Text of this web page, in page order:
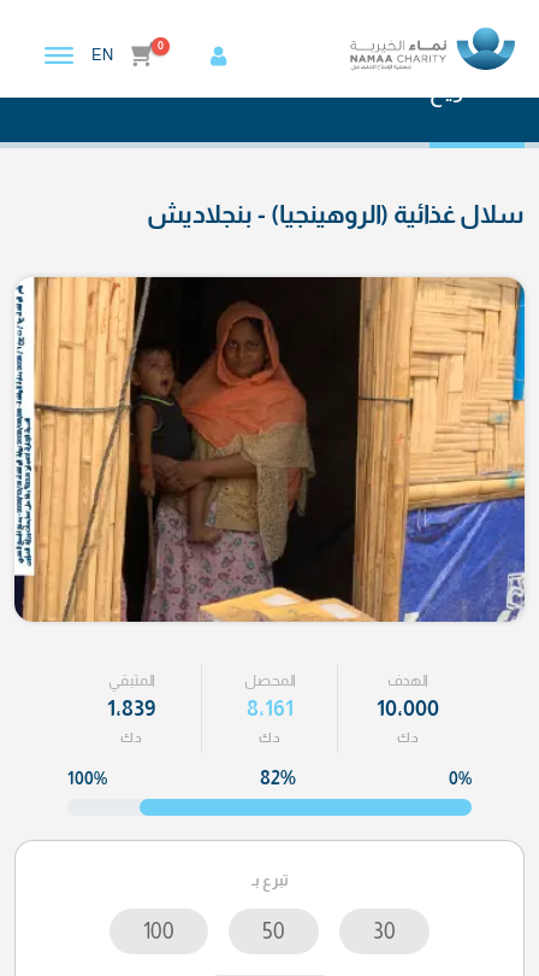
0
EN
الرئيسية المشاريع
سلال غذائية (الروهينجيا) - بنجلاديش
الهدف
10٬000
د.ك
المحصل
8٬161
د.ك
المتبقي
1٬839
د.ك
0%
82%
100%
تبرع بـ
30
50
100